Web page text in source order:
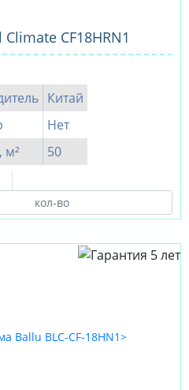
CF18HRN1
Китай
Нет
м²
50